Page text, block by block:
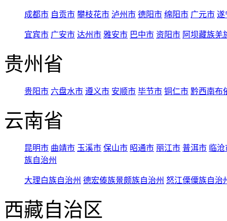
成都市 自贡市 攀枝花市 泸州市 德阳市 绵阳市 广元市 遂
宜宾市 广安市 达州市 雅安市 巴中市 资阳市 阿坝藏族羌
贵州省
贵阳市 六盘水市 遵义市 安顺市 毕节市 铜仁市 黔西南布
云南省
昆明市 曲靖市 玉溪市 保山市 昭通市 丽江市 普洱市 临
族自治州
大理白族自治州 德宏傣族景颇族自治州 怒江傈僳族自治
西藏自治区